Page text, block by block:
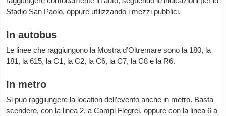
Stadio San Paolo, oppure utilizzando i mezzi pubblici.
In autobus
Le linee che raggiungono la Mostra d’Oltremare sono la 180, la
181, la 615, la C1, la C2, la C6, la C7, la C8 e la R6.
In metro
Si può raggiungere la location dell’evento anche in metro. Basta
scendere, con la linea 2, a Campi Flegrei, oppure con la linea 6 a